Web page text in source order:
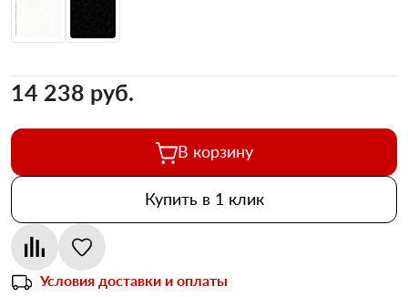
14 238 pуб.
В корзину
Купить в 1 клик
Условия доставки и оплаты